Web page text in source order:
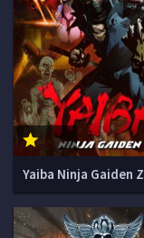
Yaiba Ninja Gaiden Z